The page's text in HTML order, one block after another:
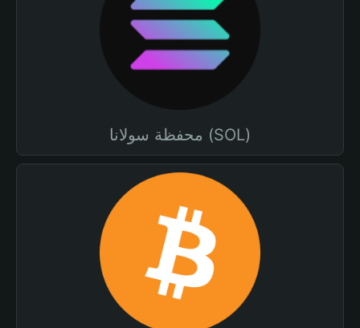
محفظة سولانا (SOL)